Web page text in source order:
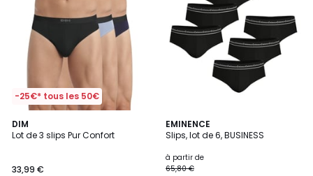
-25€* tous les 50€
DIM
Lot de 3 slips Pur Confort
33,99 €
EMINENCE
Slips, lot de 6, BUSINESS
à partir de
65,80 €
3
/
3
Couleurs